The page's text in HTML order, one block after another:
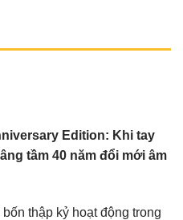
Edition: Khi tay
tầm 40 năm đổi mới âm
thập kỷ hoạt động trong